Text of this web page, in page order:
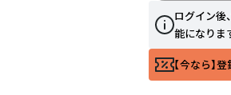
ログイン後
能になりま
【今なら】